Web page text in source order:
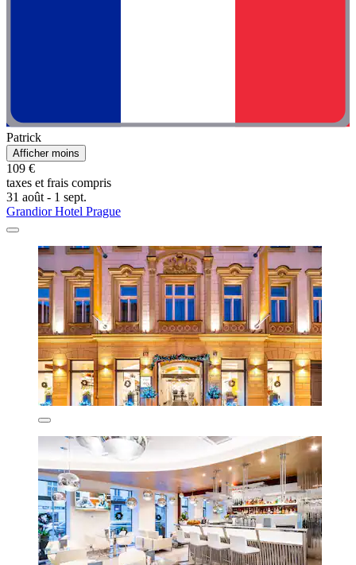
Patrick
Afficher moins
109 €
taxes et frais compris
31 août - 1 sept.
Grandior Hotel Prague